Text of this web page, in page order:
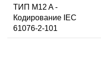
ТИП M12 A -
Кодирование IEC
61076-2-101